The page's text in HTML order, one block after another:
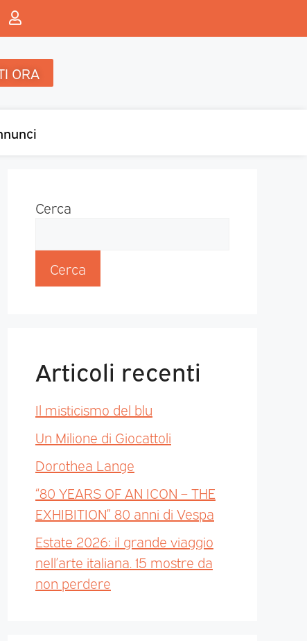
ORA
Cerca
Cerca
Articoli recenti
Il misticismo del blu
Un Milione di Giocattoli
Dorothea Lange
“80 YEARS OF AN ICON – THE
EXHIBITION” 80 anni di Vespa
Estate 2026: il grande viaggio
nell’arte italiana. 15 mostre da
non perdere